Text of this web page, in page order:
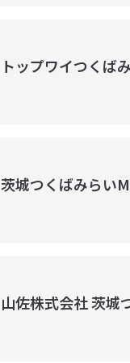
トップワイつくば
茨城つくばみらい
山佐株式会社 茨城